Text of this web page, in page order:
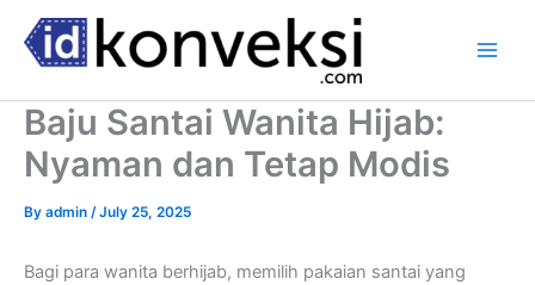
content
Baju Santai Wanita Hijab:
Nyaman dan Tetap Modis
By admin /July 25, 2025
Bagi para wanita berhijab, memilih pakaian santai yang